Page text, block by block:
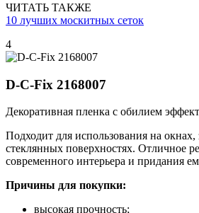
ЧИТАТЬ ТАКЖЕ
10 лучших москитных сеток
4
D-C-Fix 2168007
Декоративная пленка с обилием
Подходит для использования на
стеклянных поверхностях. Отличное
современного интерьера и придания
Причины для покупки:
высокая прочность;